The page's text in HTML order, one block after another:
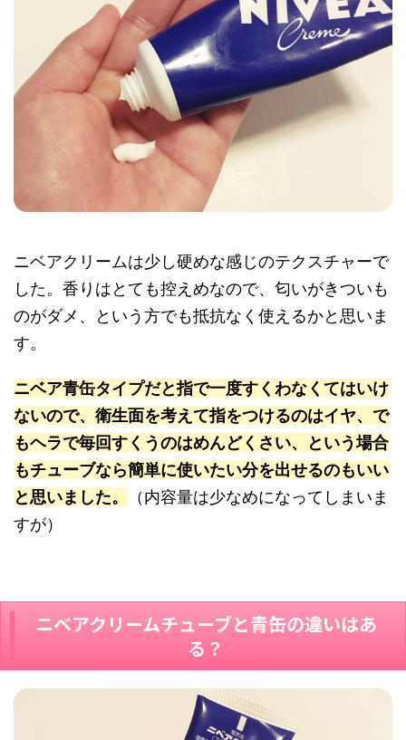
ニベアクリームは少し硬めな感じのテクスチャーで
した。香りはとても控えめなので、匂いがきついも
のがダメ、という方でも抵抗なく使えるかと思いま
す。
ニベア青缶タイプだと指で一度すくわなくてはいけ
ないので、衛生面を考えて指をつけるのはイヤ、で
もヘラで毎回すくうのはめんどくさい、という場合
もチューブなら簡単に使いたい分を出せるのもいい
と思いました。
（内容量は少なめになってしまいま
すが）
ニベアクリームチューブと青缶の違いはあ
る？